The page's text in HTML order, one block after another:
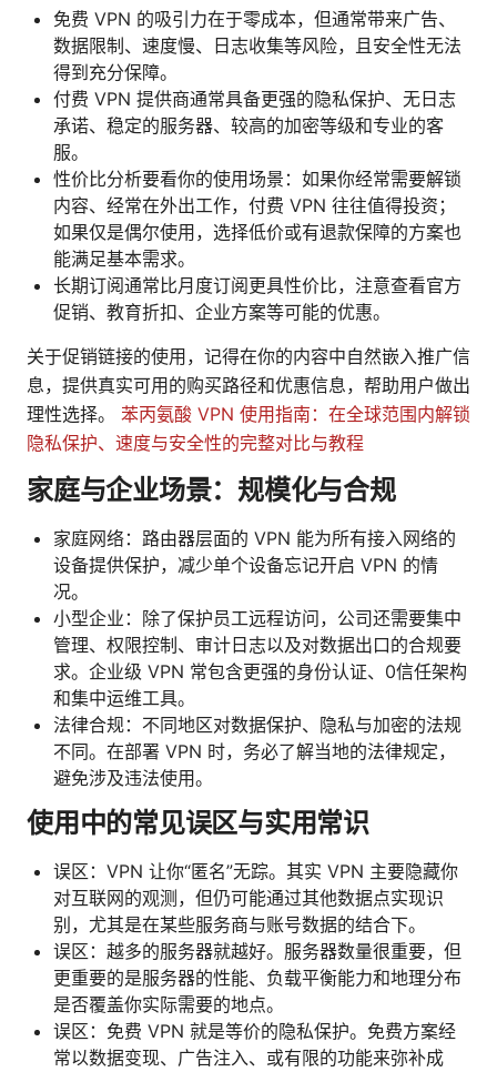
免费 VPN 的吸引力在于零成本，但通常带来广告、
数据限制、速度慢、日志收集等风险，且安全性无法
得到充分保障。
付费 VPN 提供商通常具备更强的隐私保护、无日志
承诺、稳定的服务器、较高的加密等级和专业的客
服。
性价比分析要看你的使用场景：如果你经常需要解锁
内容、经常在外出工作，付费 VPN 往往值得投资；
如果仅是偶尔使用，选择低价或有退款保障的方案也
能满足基本需求。
长期订阅通常比月度订阅更具性价比，注意查看官方
促销、教育折扣、企业方案等可能的优惠。
关于促销链接的使用，记得在你的内容中自然嵌入推广信
息，提供真实可用的购买路径和优惠信息，帮助用户做出
理性选择。 苯丙氨酸 VPN 使用指南：在全球范围内解锁
隐私保护、速度与安全性的完整对比与教程
家庭与企业场景：规模化与合规
家庭网络：路由器层面的 VPN 能为所有接入网络的
设备提供保护，减少单个设备忘记开启 VPN 的情
况。
小型企业：除了保护员工远程访问，公司还需要集中
管理、权限控制、审计日志以及对数据出口的合规要
求。企业级 VPN 常包含更强的身份认证、0信任架构
和集中运维工具。
法律合规：不同地区对数据保护、隐私与加密的法规
不同。在部署 VPN 时，务必了解当地的法律规定，
避免涉及违法使用。
使用中的常见误区与实用常识
误区：VPN 让你“匿名”无踪。其实 VPN 主要隐藏你
对互联网的观测，但仍可能通过其他数据点实现识
别，尤其是在某些服务商与账号数据的结合下。
误区：越多的服务器就越好。服务器数量很重要，但
更重要的是服务器的性能、负载平衡能力和地理分布
是否覆盖你实际需要的地点。
误区：免费 VPN 就是等价的隐私保护。免费方案经
常以数据变现、广告注入、或有限的功能来弥补成